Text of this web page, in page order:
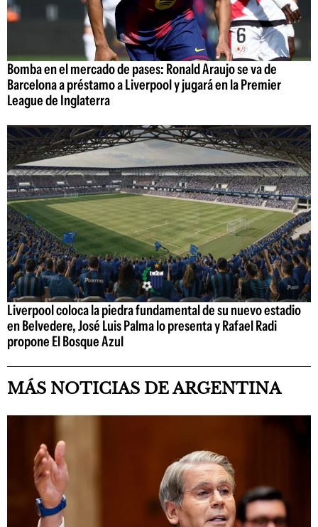
Bomba en el mercado de pases: Ronald Araujo se va de
Barcelona a préstamo a Liverpool y jugará en la Premier
League de Inglaterra
Liverpool coloca la piedra fundamental de su nuevo estadio
en Belvedere, José Luis Palma lo presenta y Rafael Radi
propone El Bosque Azul
MÁS NOTICIAS DE ARGENTINA